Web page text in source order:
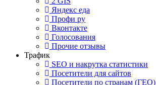
Яндекс еда
Профи ру
Вконтакте
Голосования
Прочие отзывы
Трафик
SEO и накрутка статистики
Посетители для сайтов
Посетители по странам (ГЕО)